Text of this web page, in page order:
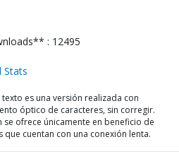
: 12495
Stats
es una versión realizada con
óptico de caracteres, sin corregir.
se ofrece únicamente en beneficio de
que cuentan con una conexión lenta.